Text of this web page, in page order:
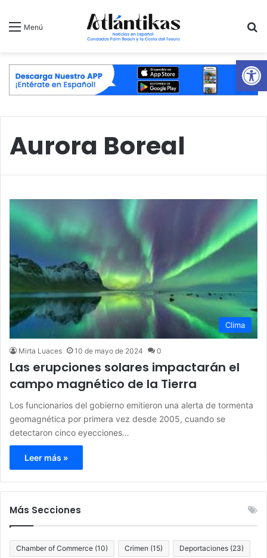
Menú
Aurora Boreal
Clima
Mirta Luaces 10 de mayo de 2024 0
Las erupciones solares impactarán el
campo magnético de la Tierra
Los funcionarios del gobierno emitieron una alerta de tormenta
geomagnética por primera vez desde 2005, cuando se
detectaron cinco eyecciones…
Leer más »
Más Secciones
Chamber of Commerce (10) Crimen (15) Deportaciones (23)